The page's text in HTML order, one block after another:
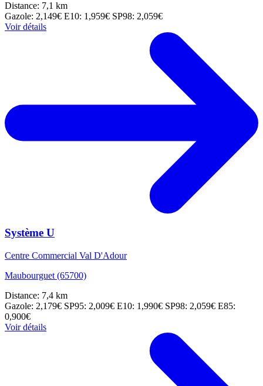
Distance: 7,1 km
Gazole: 2,149€ E10: 1,959€ SP98: 2,059€
Voir détails
Système U
Centre Commercial Val D'Adour
Maubourguet (65700)
Distance: 7,4 km
Gazole: 2,179€ SP95: 2,009€ E10: 1,990€ SP98: 2,059€ E85:
0,900€
Voir détails